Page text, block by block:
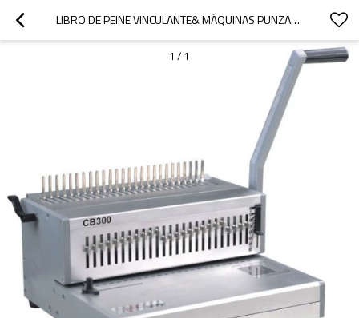
LIBRO DE PEINE VINCULANTE& MÁQUINAS PUNZADORAS
1 / 1